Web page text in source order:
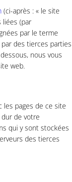
(ci-après : « le site
liées (par
par le terme
des tierces parties
nous vous
web.
les pages de ce site
de votre
qui y sont stockées
des tierces